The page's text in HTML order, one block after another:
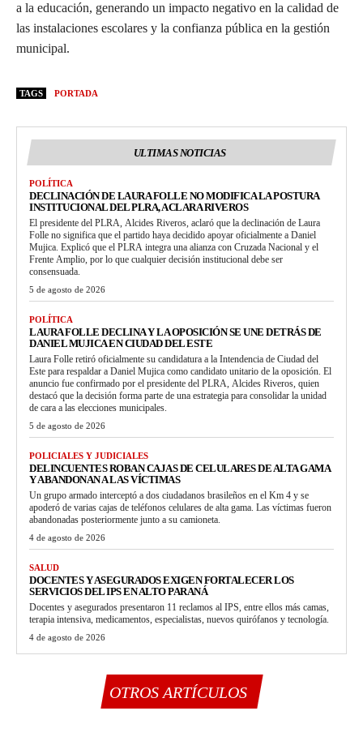
a la educación, generando un impacto negativo en la calidad de
las instalaciones escolares y la confianza pública en la gestión
municipal.
TAGS PORTADA
ULTIMAS NOTICIAS
POLÍTICA
DECLINACIÓN DE LAURA FOLLE NO MODIFICA LA POSTURA
INSTITUCIONAL DEL PLRA, ACLARA RIVEROS
El presidente del PLRA, Alcides Riveros, aclaró que la declinación de Laura
Folle no significa que el partido haya decidido apoyar oficialmente a Daniel
Mujica. Explicó que el PLRA integra una alianza con Cruzada Nacional y el
Frente Amplio, por lo que cualquier decisión institucional debe ser
consensuada.
5 de agosto de 2026
POLÍTICA
LAURA FOLLE DECLINA Y LA OPOSICIÓN SE UNE DETRÁS DE
DANIEL MUJICA EN CIUDAD DEL ESTE
Laura Folle retiró oficialmente su candidatura a la Intendencia de Ciudad del
Este para respaldar a Daniel Mujica como candidato unitario de la oposición. El
anuncio fue confirmado por el presidente del PLRA, Alcides Riveros, quien
destacó que la decisión forma parte de una estrategia para consolidar la unidad
de cara a las elecciones municipales.
5 de agosto de 2026
POLICIALES Y JUDICIALES
DELINCUENTES ROBAN CAJAS DE CELULARES DE ALTA GAMA
Y ABANDONAN A LAS VÍCTIMAS
Un grupo armado interceptó a dos ciudadanos brasileños en el Km 4 y se
apoderó de varias cajas de teléfonos celulares de alta gama. Las víctimas fueron
abandonadas posteriormente junto a su camioneta.
4 de agosto de 2026
SALUD
DOCENTES Y ASEGURADOS EXIGEN FORTALECER LOS
SERVICIOS DEL IPS EN ALTO PARANÁ
Docentes y asegurados presentaron 11 reclamos al IPS, entre ellos más camas,
terapia intensiva, medicamentos, especialistas, nuevos quirófanos y tecnología.
4 de agosto de 2026
OTROS ARTÍCULOS